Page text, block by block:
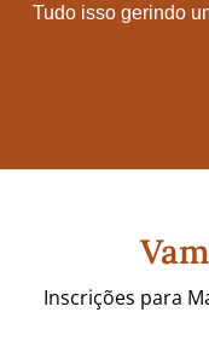
Tudo isso gerindo
Inscrições para